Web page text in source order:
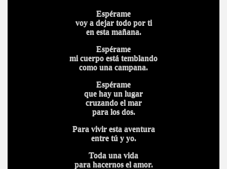
Espérame
voy a dejar todo por ti
en esta mañana.
Espérame
mi cuerpo está temblando
como una campana.
Espérame
que hay un lugar
cruzando el mar
para los dos.
Para vivir esta aventura
entre tú y yo.
Toda una vida
para hacernos el amor.